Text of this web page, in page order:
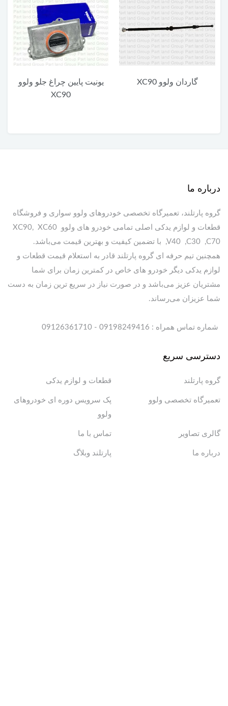
گاردان ولوو XC90
یونیت پایین چراغ جلو ولوو
XC90
درباره ما
گروه پارتلند، تعمیرگاه تخصصی خودروهای ولوو سواری و فروشگاه
قطعات و لوازم یدکی اصلی تمامی خودرو های ولوو XC90, XC60
,V40 ,C30 ,C70 با تضمین کیفیت و بهترین قیمت می‌باشد.
همچنین تیم حرفه ای گروه پارتلند قادر به استعلام قیمت قطعات و
لوازم یدکی دیگر خودرو های خاص در کمترین زمان برای شما
مشتریان عزیز می‌باشد و در صورت نیاز در سریع ترین زمان به دست
شما عزیزان می‌رساند.
شماره تماس همراه : 09198249416 - 09126361710
دسترسی سریع
گروه پارتلند قطعات و لوازم یدکی
تعمیرگاه تخصصی ولوو
پک سرویس دوره ای خودروهای
ولوو
گالری تصاویر تماس با ما
درباره ما پارتلند وبلاگ